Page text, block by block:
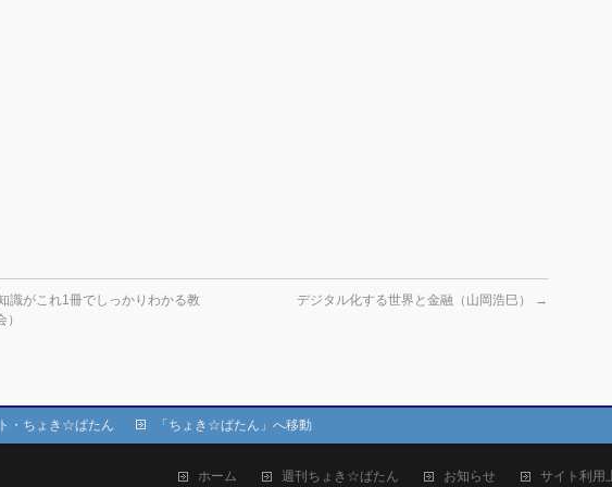
識がこれ1冊でしっかりわかる教
デジタル化する世界と金融（山岡浩巳） →
・ちょき☆ぱたん 「ちょき☆ぱたん」へ移動
ホーム 週刊ちょき☆ぱたん お知らせ サイト利用